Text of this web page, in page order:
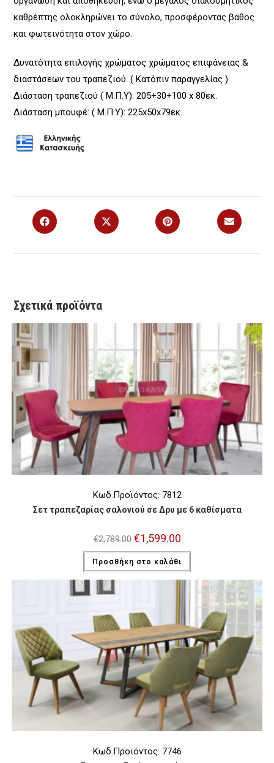
καθρέπτης ολοκληρώνει το σύνολο, προσφέροντας βάθος
και φωτεινότητα στον χώρο.
Δυνατότητα επιλογής χρώματος χρώματος επιφάνειας &
διαστάσεων του τραπεζιού. ( Κατόπιν παραγγελίας )
Διάσταση τραπεζιού ( Μ.Π.Υ): 205+30+100 x 80εκ.
Διάσταση μπουφέ: ( Μ.Π.Υ): 225x50x79εκ.
Opens
in
Opens
in
Opens
in
Opens
in
Σχετικά προϊόντα
Κωδ.Προϊόντος: 7812
Σετ τραπεζαρίας σαλονιού σε Δρυ με 6 καθίσματα
€2,789.00 Original
price
was:
€2,789.00.
€1,599.00Η
τιμή
είναι:
€1,599.00.
Προσθήκη στο καλάθι
Κωδ.Προϊόντος: 7746